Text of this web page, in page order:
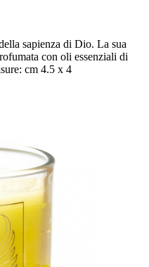
sapienza di Dio. La sua
con oli essenziali di
cm 4.5 x 4